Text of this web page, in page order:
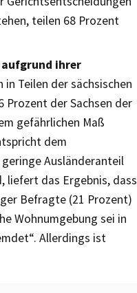
teilen 68 Prozent
aufgrund ihrer
in Teilen der sächsischen
Prozent der Sachsen der
gefährlichen Maß
dem
Ausländeranteil
liefert das Ergebnis, dass
Befragte (21 Prozent)
Wohnumgebung sei in
Allerdings ist